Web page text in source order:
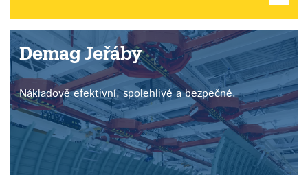
Demag Jeřáby
Nákladově efektivní, spolehlivé a bezpečné.